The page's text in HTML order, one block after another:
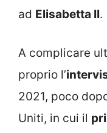
ad Elisabetta II.
A complicare
proprio l’
2021, poco
Uniti, in cui il